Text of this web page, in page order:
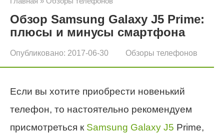
с
к
Обзор Samsung Galaxy J5 Prime:
плюсы и минусы смартфона
Опубликовано: 2017-06-30 Обзоры телефонов
Если вы хотите приобрести новенький
телефон, то настоятельно рекомендуем
присмотреться к Samsung Galaxy J5 Prime,